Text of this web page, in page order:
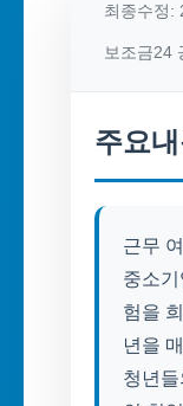
최종수정:
보조금24
주요
근무
중소
험을
년을
청년